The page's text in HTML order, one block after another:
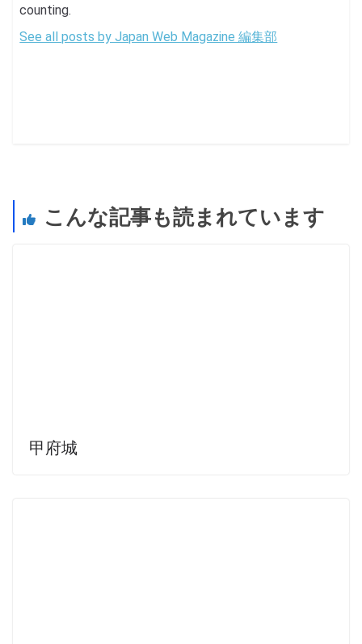
counting.
See all posts by Japan Web Magazine 編集部
こんな記事も読まれています
甲府城